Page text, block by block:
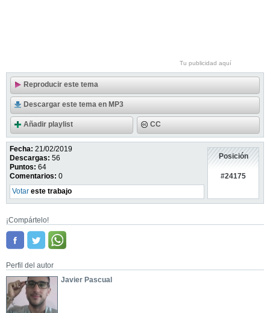
Tu publicidad aquí
Reproducir este tema
Descargar este tema en MP3
Añadir playlist CC
Fecha: 21/02/2019
Descargas: 56
Puntos: 64
Comentarios: 0
Votar este trabajo
Posición
#24175
¡Compártelo!
Perfil del autor
Javier Pascual